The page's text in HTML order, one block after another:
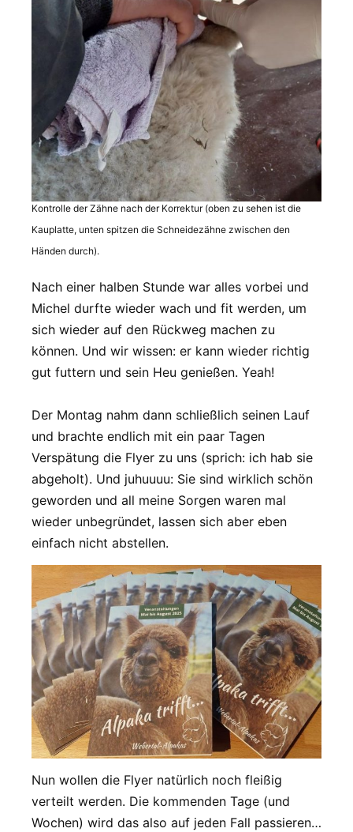
Kontrolle der Zähne nach der Korrektur (oben zu sehen ist die
Kauplatte, unten spitzen die Schneidezähne zwischen den
Händen durch).
Nach einer halben Stunde war alles vorbei und
Michel durfte wieder wach und fit werden, um
sich wieder auf den Rückweg machen zu
können. Und wir wissen: er kann wieder richtig
gut futtern und sein Heu genießen. Yeah!
Der Montag nahm dann schließlich seinen Lauf
und brachte endlich mit ein paar Tagen
Verspätung die Flyer zu uns (sprich: ich hab sie
abgeholt). Und juhuuuu: Sie sind wirklich schön
geworden und all meine Sorgen waren mal
wieder unbegründet, lassen sich aber eben
einfach nicht abstellen.
Nun wollen die Flyer natürlich noch fleißig
verteilt werden. Die kommenden Tage (und
Wochen) wird das also auf jeden Fall passieren…